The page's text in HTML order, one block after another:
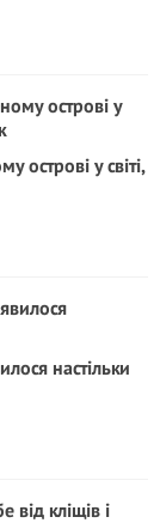
острові у світі,
настільки